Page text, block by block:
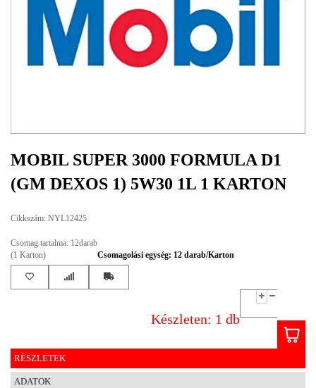
NORMÁK
VISZKOZITÁSOK
INFO
(HÉTFŐTŐL PÉNTEKIG 8-17H)
+36 70 674 0983
NYIRLUBKFT@GMAIL.COM
NYÍR-LUB KFT.:
MOBIL SUPER 3000 FORMULA D1
(GM DEXOS 1) 5W30 1L 1 KARTON
Cikkszám: NYL12425
Csomag tartalma: 12darab
(1 Karton)
Csomagolási egység: 12 darab/Karton
Készleten: 1 db
RÉSZLETEK
ADATOK